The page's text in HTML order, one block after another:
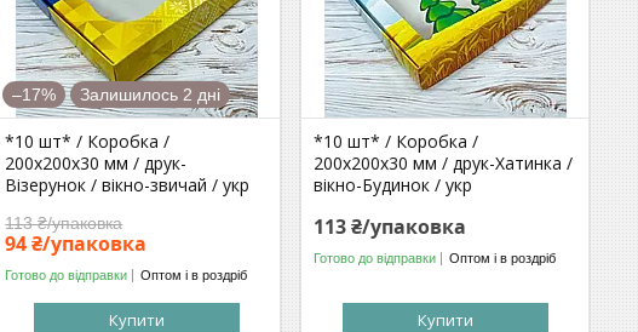
–17% Залишилось 2 дні
*10 шт* / Коробка /
200х200х30 мм / друк-
Візерунок / вікно-звичай / укр
113 ₴/упаковка
94 ₴/упаковка
Готово до відправки Оптом і в роздріб
Купити
*10 шт* / Коробка /
200х200х30 мм / друк-Хатинка /
вікно-Будинок / укр
113 ₴/упаковка
Готово до відправки Оптом і в роздріб
Купити